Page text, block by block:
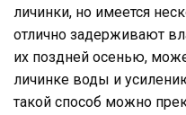
личинки, но имеется
отлично задерживают
их поздней осенью,
личинке воды и
такой способ можно